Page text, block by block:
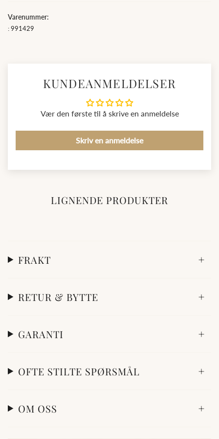
Varenummer:
: 991429
KUNDEANMELDELSER
Vær den første til å skrive en anmeldelse
Skriv en anmeldelse
LIGNENDE PRODUKTER
FRAKT
RETUR & BYTTE
GARANTI
OFTE STILTE SPØRSMÅL
OM OSS